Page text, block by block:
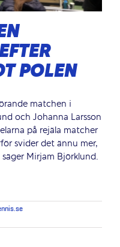
POLEN
matchen i
och Johanna Larsson
på rejäla matcher
svider det ännu mer,
Mirjam Björklund.